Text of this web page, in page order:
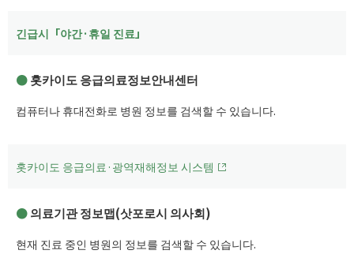
긴급시「야간·휴일 진료」
홋카이도 응급의료정보안내센터
컴퓨터나 휴대전화로 병원 정보를 검색할 수 있습니다.
홋카이도 응급의료·광역재해정보 시스템
의료기관 정보맵(삿포로시 의사회)
현재 진료 중인 병원의 정보를 검색할 수 있습니다.